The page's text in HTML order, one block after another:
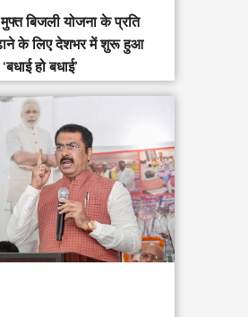
बिजली योजना के प्रति
के लिए देशभर में शुरू हुआ
हो बधाई’